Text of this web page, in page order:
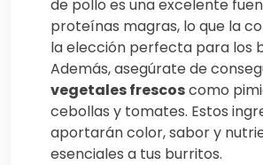
de pollo es una excelente
proteínas magras, lo que la
la elección perfecta para los
Además, asegúrate de
vegetales frescoscomo
cebollas y tomates. Estos
aportarán color, sabor y
esenciales a tus burritos.